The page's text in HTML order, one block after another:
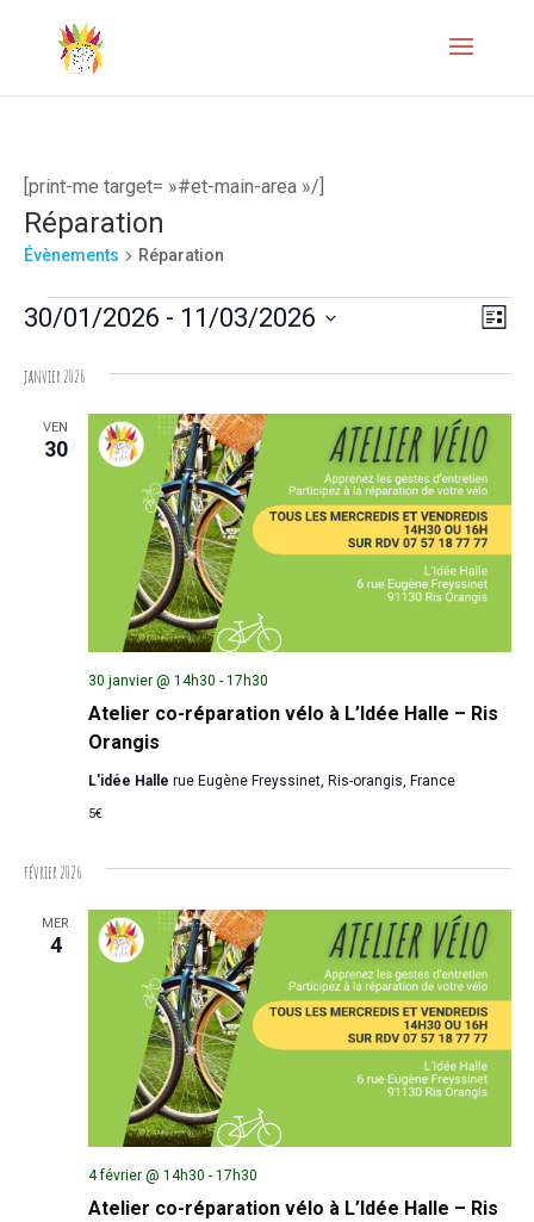
[print-me target= »#et-main-area »/]
Réparation
Évènements Réparation
Évènements
vues
Liste
30/01/2026 - 11/03/2026
une
date.
janvier 2026
VEN
30
Atelier co-réparation vélo à L’Idée Halle – Ris
Orangis
30 janvier @ 14h30 - 17h30
L'idée Halle rue Eugène Freyssinet, Ris-orangis, France
5€
février 2026
MER
4
Atelier co-réparation vélo à L’Idée Halle – Ris
4 février @ 14h30 - 17h30